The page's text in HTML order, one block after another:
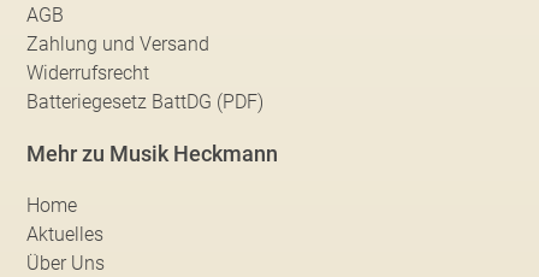
AGB
Zahlung und Versand
Widerrufsrecht
Batteriegesetz BattDG (PDF)
Mehr zu Musik Heckmann
Home
Aktuelles
Über Uns